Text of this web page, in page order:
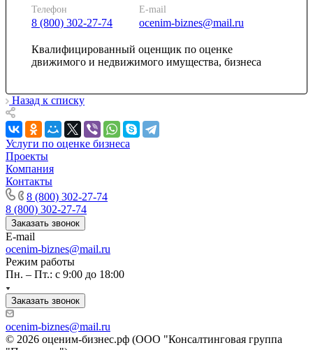
Телефон
8 (800) 302-27-74
E-mail
ocenim-biznes@mail.ru
Квалифицированный оценщик по оценке
движимого и недвижимого имущества, бизнеса
Назад к списку
Услуги по оценке бизнеса
Проекты
Компания
Контакты
8 (800) 302-27-74
8 (800) 302-27-74
Заказать звонок
E-mail
ocenim-biznes@mail.ru
Режим работы
Пн. – Пт.: с 9:00 до 18:00
Заказать звонок
ocenim-biznes@mail.ru
© 2026 оценим-бизнес.рф (ООО "Консалтинговая группа
Камень-на-Оби
Камышин
Кандалакша
Карачев
Карпинск
Касли
Каспийск
Кашира
Кемерово
Керчь
Кизляр
Кимры
Кингисепп
Кинель
Кинешма
Киржач
Кириши
Киров
Кировск